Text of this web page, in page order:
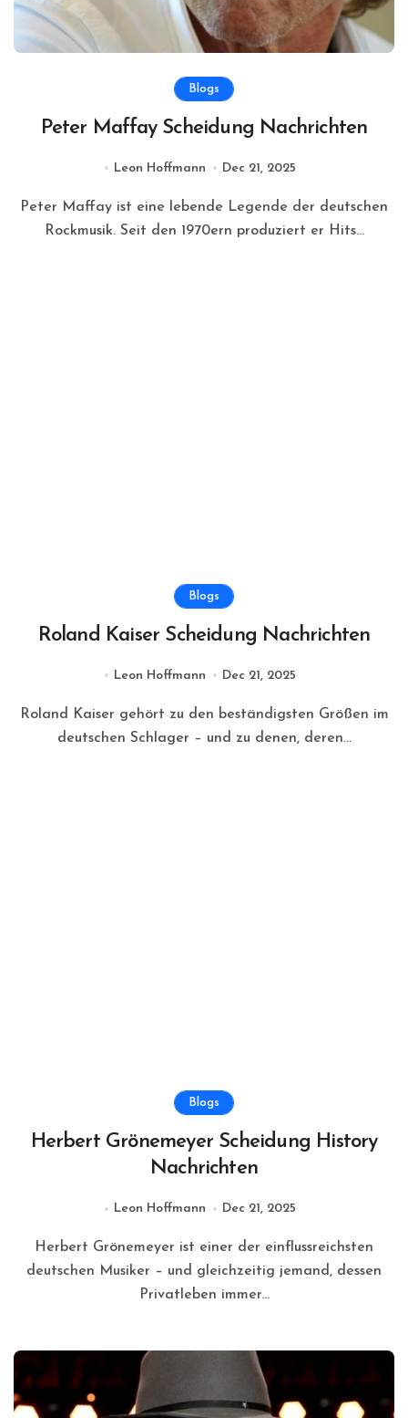
Blogs
Peter Maffay Scheidung Nachrichten
Leon Hoffmann Dec 21, 2025
Peter Maffay ist eine lebende Legende der deutschen
Rockmusik. Seit den 1970ern produziert er Hits...
Blogs
Roland Kaiser Scheidung Nachrichten
Leon Hoffmann Dec 21, 2025
Roland Kaiser gehört zu den beständigsten Größen im
deutschen Schlager – und zu denen, deren...
Blogs
Herbert Grönemeyer Scheidung History
Nachrichten
Leon Hoffmann Dec 21, 2025
Herbert Grönemeyer ist einer der einflussreichsten
deutschen Musiker – und gleichzeitig jemand, dessen
Privatleben immer...